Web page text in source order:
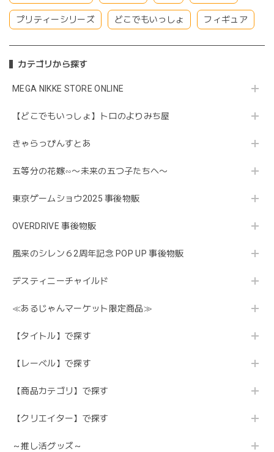
プリティーシリーズ どこでもいっしょ フィギュア
カテゴリから探す
MEGA NIKKE STORE ONLINE
【どこでもいっしょ】トロのよりみち屋
きゃらっぴんすとあ
五等分の花嫁∽〜未来の五つ子たちへ〜
東京ゲームショウ2025 事後物販
OVERDRIVE 事後物販
風来のシレン６2周年記念 POP UP 事後物販
デスティニーチャイルド
≪あるじゃんマーケット限定商品≫
【タイトル】で探す
【レーベル】で探す
【商品カテゴリ】で探す
【クリエイター】で探す
～推し活グッズ～